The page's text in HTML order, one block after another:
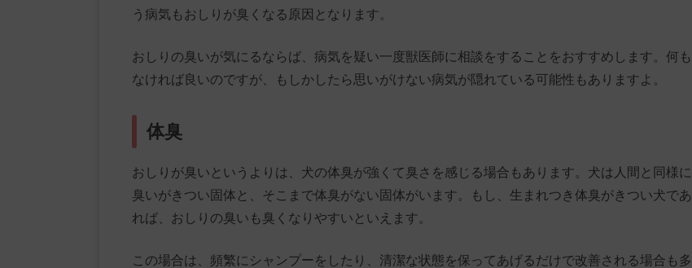
う病気もおしりが臭くなる原因となります。
おしりの臭いが気にるならば、病気を疑い一度獣医師に相談をすることをおすすめします。何も
なければ良いのですが、もしかしたら思いがけない病気が隠れている可能性もありますよ。
体臭
おしりが臭いというよりは、犬の体臭が強くて臭さを感じる場合もあります。犬は人間と同様に
臭いがきつい固体と、そこまで体臭がない固体がいます。もし、生まれつき体臭がきつい犬であ
れば、おしりの臭いも臭くなりやすいといえます。
この場合は、頻繁にシャンプーをしたり、清潔な状態を保ってあげるだけで改善される場合も多